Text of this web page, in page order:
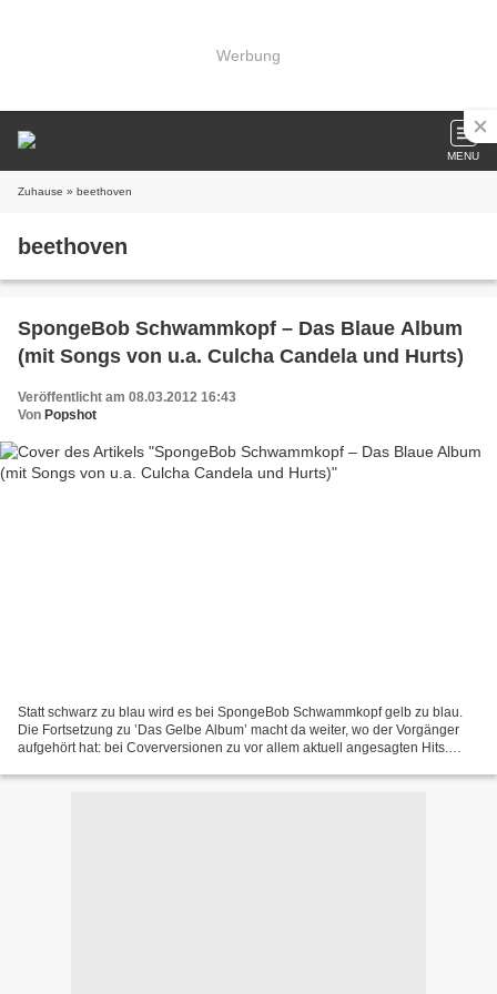
Werbung
MENU
Zuhause » beethoven
beethoven
SpongeBob Schwammkopf – Das Blaue Album
(mit Songs von u.a. Culcha Candela und Hurts)
Veröffentlicht am 08.03.2012 16:43
Von Popshot
Statt schwarz zu blau wird es bei SpongeBob Schwammkopf gelb zu blau.
Die Fortsetzung zu ’Das Gelbe Album’ macht da weiter, wo der Vorgänger
aufgehört hat: bei Coverversionen zu vor allem aktuell angesagten Hits.